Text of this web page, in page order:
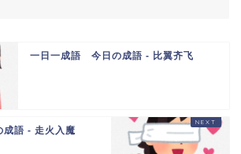
一日一成語 今日の成語 - 比翼齐飞
語 - 走火入魔